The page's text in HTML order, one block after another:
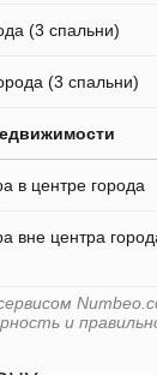
(3 спальни)
(3 спальни)
в центре города
вне центра
и